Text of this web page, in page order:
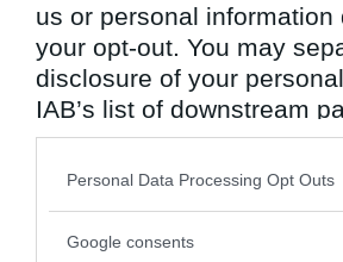
us or personal
your opt-out. You may
disclosure of your
IAB’s list of downstream
also be disclosed by us
Downstream Participants
Please note that this
Personal Data Processing Opt Outs
Google consents
Antal inlägg: 195
frippefrappe
Antal inlägg:
tjocka vantar